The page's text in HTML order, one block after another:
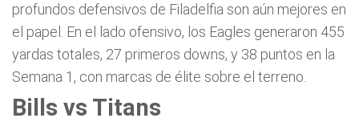
profundos defensivos de Filadelfia son aún mejores en
el papel. En el lado ofensivo, los Eagles generaron 455
yardas totales, 27 primeros downs, y 38 puntos en la
Semana 1, con marcas de élite sobre el terreno.
Bills vs Titans